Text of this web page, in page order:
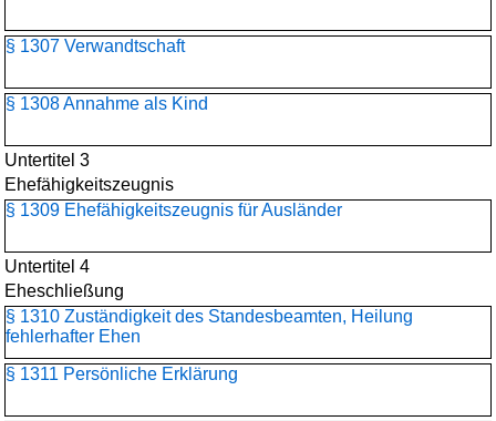
§ 1307 Verwandtschaft
§ 1308 Annahme als Kind
Untertitel 3
Ehefähigkeitszeugnis
§ 1309 Ehefähigkeitszeugnis für Ausländer
Untertitel 4
Eheschließung
§ 1310 Zuständigkeit des Standesbeamten, Heilung
fehlerhafter Ehen
§ 1311 Persönliche Erklärung